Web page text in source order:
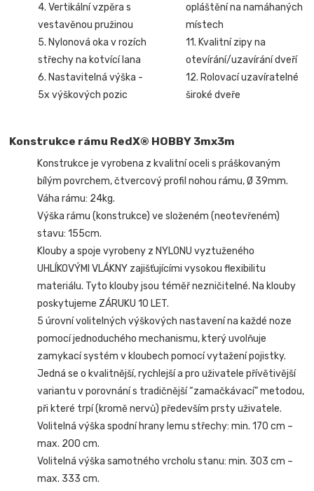
4. Vertikální vzpěra s
vestavěnou pružinou
5. Nylonová oka v rozích
střechy na kotvící lana
6. Nastavitelná výška -
5x výškových pozic
opláštění na namáhaných
místech
11. Kvalitní zipy na
otevírání/uzavírání dveří
12. Rolovací uzavíratelné
široké dveře
Konstrukce rámu RedX® HOBBY 3mx3m
Konstrukce je vyrobena z kvalitní oceli s práškovaným
bílým povrchem, čtvercový profil nohou rámu, Ø 39mm.
Váha rámu: 24kg.
Výška rámu (konstrukce) ve složeném (neotevřeném)
stavu: 155cm.
Klouby a spoje vyrobeny z NYLONU vyztuženého
UHLÍKOVÝMI VLÁKNY zajišťujícími vysokou flexibilitu
materiálu. Tyto klouby jsou téměř nezničitelné. Na klouby
poskytujeme ZÁRUKU 10 LET.
5 úrovní volitelných výškových nastavení na každé noze
pomocí jednoduchého mechanismu, který uvolňuje
zamykací systém v kloubech pomocí vytažení pojistky.
Jedná se o kvalitnější, rychlejší a pro uživatele přívětivější
variantu v porovnání s tradičnější “zamačkávací” metodou,
při které trpí (kromě nervů) především prsty uživatele.
Volitelná výška spodní hrany lemu střechy: min. 170 cm –
max. 200 cm.
Volitelná výška samotného vrcholu stanu: min. 303 cm –
max. 333 cm.